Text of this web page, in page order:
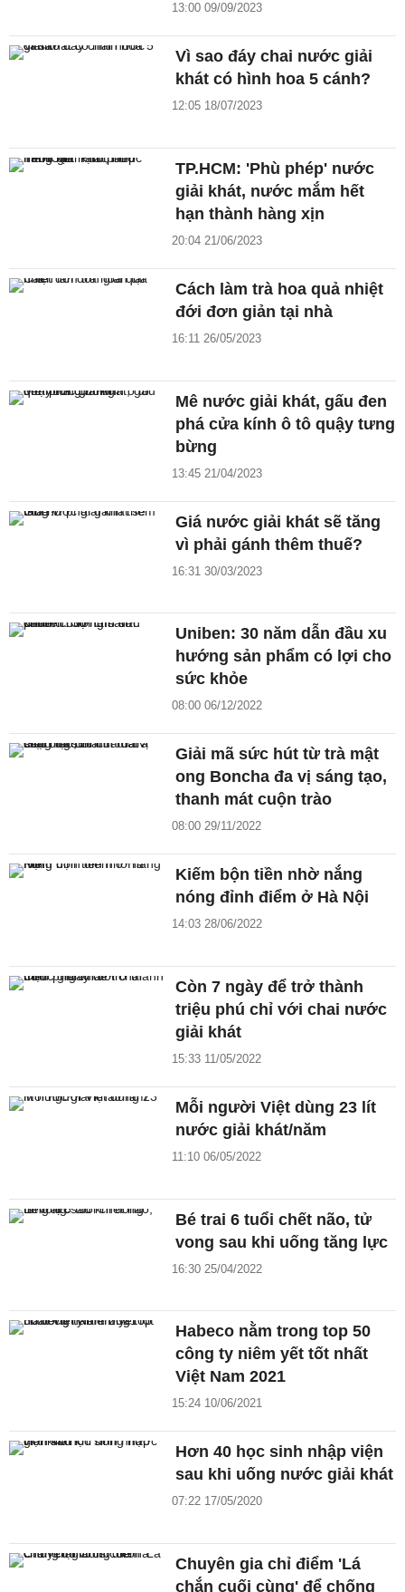
13:00 09/09/2023
Vì sao đáy chai nước giải
khát có hình hoa 5 cánh?
12:05 18/07/2023
TP.HCM: 'Phù phép' nước
giải khát, nước mắm hết
hạn thành hàng xịn
20:04 21/06/2023
Cách làm trà hoa quả nhiệt
đới đơn giản tại nhà
16:11 26/05/2023
Mê nước giải khát, gấu đen
phá cửa kính ô tô quậy tưng
bừng
13:45 21/04/2023
Giá nước giải khát sẽ tăng
vì phải gánh thêm thuế?
16:31 30/03/2023
Uniben: 30 năm dẫn đầu xu
hướng sản phẩm có lợi cho
sức khỏe
08:00 06/12/2022
Giải mã sức hút từ trà mật
ong Boncha đa vị sáng tạo,
thanh mát cuộn trào
08:00 29/11/2022
Kiếm bộn tiền nhờ nắng
nóng đỉnh điểm ở Hà Nội
14:03 28/06/2022
Còn 7 ngày để trở thành
triệu phú chỉ với chai nước
giải khát
15:33 11/05/2022
Mỗi người Việt dùng 23 lít
nước giải khát/năm
11:10 06/05/2022
Bé trai 6 tuổi chết não, tử
vong sau khi uống tăng lực
16:30 25/04/2022
Habeco nằm trong top 50
công ty niêm yết tốt nhất
Việt Nam 2021
15:24 10/06/2021
Hơn 40 học sinh nhập viện
sau khi uống nước giải khát
07:22 17/05/2020
Chuyên gia chỉ điểm 'Lá
chắn cuối cùng' để chống